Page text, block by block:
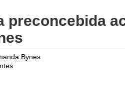
preconcebida
Bynes